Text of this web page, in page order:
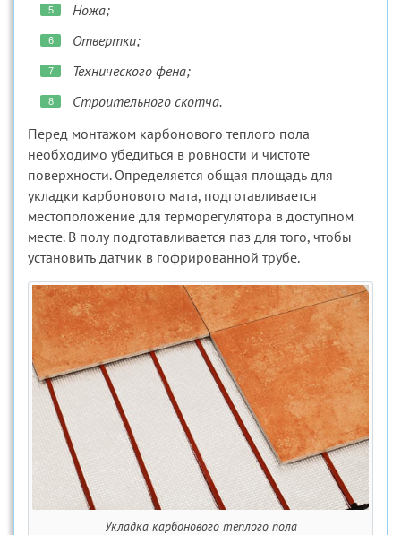
Ножа;
Отвертки;
Технического фена;
Строительного скотча.
Перед монтажом карбонового теплого пола
необходимо убедиться в ровности и чистоте
поверхности. Определяется общая площадь для
укладки карбонового мата, подготавливается
местоположение для терморегулятора в доступном
месте. В полу подготавливается паз для того, чтобы
установить датчик в гофрированной трубе.
Укладка карбонового теплого пола